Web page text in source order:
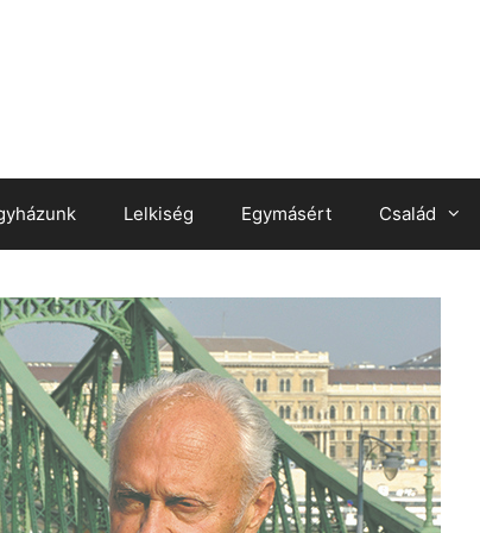
Lelkiség Egymásért Család